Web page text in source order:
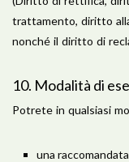
trattamento, diritto
nonché il diritto di
10. Modalità di
Potrete in qualsiasi
una